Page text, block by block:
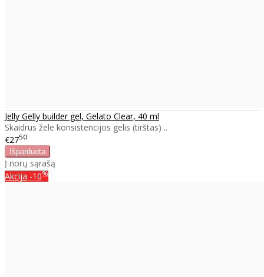
Jelly Gelly builder gel, Gelato Clear, 40 ml
Skaidrus žele konsistencijos gelis (tirštas) ..
€2750
Į norų sąrašą
Akcija -10%